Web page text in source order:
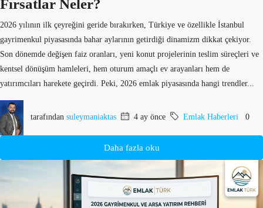
Fırsatlar Neler?
2026 yılının ilk çeyreğini geride bırakırken, Türkiye ve özellikle İstanbul
gayrimenkul piyasasında bahar aylarının getirdiği dinamizm dikkat çekiyor.
Son dönemde değişen faiz oranları, yeni konut projelerinin teslim süreçleri ve
kentsel dönüşüm hamleleri, hem oturum amaçlı ev arayanları hem de
yatırımcıları harekete geçirdi. Peki, 2026 emlak piyasasında hangi trendler...
tarafından suleymaniaktas 4 ay önce Emlak Haberleri 0
Daha fazla oku